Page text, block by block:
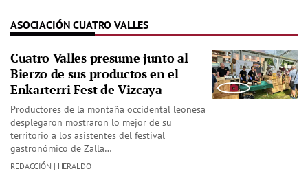
ASOCIACIÓN CUATRO VALLES
Cuatro Valles presume junto al
Bierzo de sus productos en el
Enkarterri Fest de Vizcaya
Productores de la montaña occidental leonesa
desplegaron mostraron lo mejor de su
territorio a los asistentes del festival
gastronómico de Zalla…
REDACCIÓN | HERALDO